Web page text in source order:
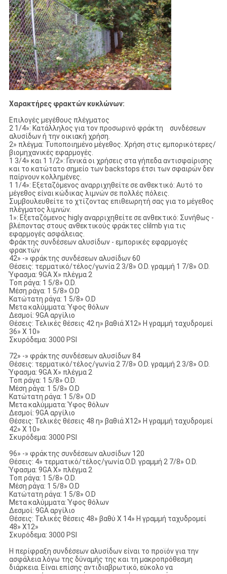
Χαρακτήρες φρακτών κυκλώνων:
Επιλογές μεγέθους πλέγματος
2 1/4»: Κατάλληλος για τον προσωρινό φράκτη συνδέσεων
αλυσίδων ή την οικιακή χρήση.
2» πλέγμα: Τυποποιημένο μέγεθος. Χρήση στις εμπορικότερες/
βιομηχανικές εφαρμογές.
1 3/4» και 1 1/2»: Γενικά οι χρήσεις στα γήπεδα αντισφαίρισης
και το κατώτατο σημείο των backstops έτσι των σφαιρών δεν
παίρνουν κολλημένες.
1 1/4»: Εξεταζόμενος αναρριχηθείτε σε ανθεκτικό: Αυτό το
μέγεθος είναι κώδικας λιμνών σε πολλές πόλεις.
Συμβουλευθείτε το χτίζοντας επιθεωρητή σας για το μέγεθος
πλέγματος λιμνών.
1»: Εξεταζόμενος higly αναρριχηθείτε σε ανθεκτικό: Συνήθως -
βλέποντας στους ανθεκτικούς φράκτες clilmb για τις
εφαρμογές ασφάλειας.
Φράκτης συνδέσεων αλυσίδων - εμπορικές εφαρμογές
φρακτών
42» -» φράκτης συνδέσεων αλυσίδων 60
Θέσεις: τερματικό/τέλος/γωνία 2 3/8» O.D. γραμμή 1 7/8» O.D.
Ύφασμα: 9GA Χ» πλέγμα 2
Τοπ ράγα: 1 5/8» O.D.
Μέση ράγα: 1 5/8» O.D
Κατώτατη ράγα: 1 5/8» O.D
Μετα καλύμματα: Ύφος θόλων
Δεσμοί: 9GA αργίλιο
Θέσεις: Τελικές θέσεις 42 η» βαθιά X12» Η γραμμή ταχυδρομεί
36» Χ 10»
Σκυρόδεμα: 3000 PSI
72» -» φράκτης συνδέσεων αλυσίδων 84
Θέσεις: τερματικό/τέλος/γωνία 2 7/8» O.D. γραμμή 2 3/8» O.D.
Ύφασμα: 9GA Χ» πλέγμα 2
Τοπ ράγα: 1 5/8» O.D.
Μέση ράγα: 1 5/8» O.D
Κατώτατη ράγα: 1 5/8» O.D
Μετα καλύμματα: Ύφος θόλων
Δεσμοί: 9GA αργίλιο
Θέσεις: Τελικές θέσεις 48 η» βαθιά X12» Η γραμμή ταχυδρομεί
42» Χ 10»
Σκυρόδεμα: 3000 PSI
96» -» φράκτης συνδέσεων αλυσίδων 120
Θέσεις: 4» τερματικό/τέλος/γωνία O.D. γραμμή 2 7/8» O.D.
Ύφασμα: 9GA Χ» πλέγμα 2
Τοπ ράγα: 1 5/8» O.D.
Μέση ράγα: 1 5/8» O.D
Κατώτατη ράγα: 1 5/8» O.D
Μετα καλύμματα: Ύφος θόλων
Δεσμοί: 9GA αργίλιο
Θέσεις: Τελικές θέσεις 48» βαθύ Χ 14» Η γραμμή ταχυδρομεί
48» X12»
Σκυρόδεμα: 3000 PSI
Η περίφραξη συνδέσεων αλυσίδων είναι το προϊόν για την
ασφάλεια λόγω της δύναμής της και τη μακροπρόθεσμη
διάρκεια. Είναι επίσης αντιδιαβρωτικό, εύκολο να